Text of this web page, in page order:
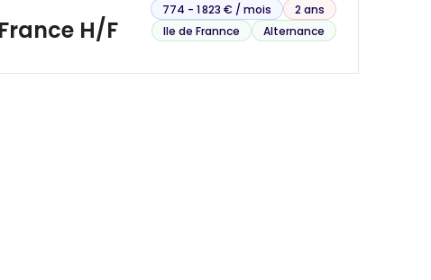
H/F
774 - 1 823 € / mois
2 ans
Ile de Frannce
Alternance